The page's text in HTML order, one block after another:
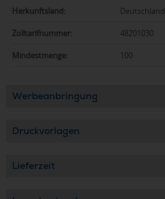
Herkunftsland: Deutschland
Zolltarifnummer: 48201030
Mindestmenge: 100
Werbeanbringung
Druckvorlagen
Lieferzeit